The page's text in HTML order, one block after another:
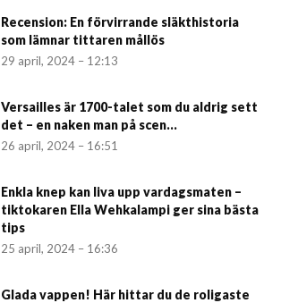
Recension: En förvirrande släkthistoria
som lämnar tittaren mållös
29 april, 2024 – 12:13
Versailles är 1700-talet som du aldrig sett
det – en naken man på scen...
26 april, 2024 – 16:51
Enkla knep kan liva upp vardagsmaten –
tiktokaren Ella Wehkalampi ger sina bästa
tips
25 april, 2024 – 16:36
Glada vappen! Här hittar du de roligaste